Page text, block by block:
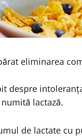
eliminarea
lactază.
de lactate cu